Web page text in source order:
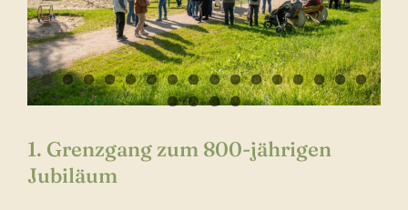
1. Grenzgang zum 800-jährigen
Jubiläum